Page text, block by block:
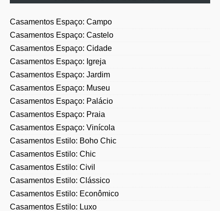
Casamentos Espaço: Castelo
Casamentos Espaço: Cidade
Casamentos Espaço: Igreja
Casamentos Espaço: Jardim
Casamentos Espaço: Museu
Casamentos Espaço: Palácio
Casamentos Espaço: Praia
Casamentos Espaço: Vinícola
Casamentos Estilo: Boho Chic
Casamentos Estilo: Chic
Casamentos Estilo: Civil
Casamentos Estilo: Clássico
Casamentos Estilo: Econômico
Casamentos Estilo: Luxo